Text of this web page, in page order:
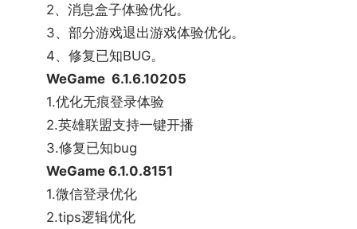
《黑神话：悟空》
《黑神话：悟空》是一款以中国神话为背景的动作角
色扮演游戏。故事取材于中国古典小说“四大名著”之
一的《西游记》。你将扮演一位“天命人”，为了探寻
昔日传说的真相，踏上一条充满危险与惊奇的西游之
《龙息：神寂》
终于!历经漫长的等待，拨开迷雾，《龙息：神寂》终
于能和大家正式见面了!作为一款全新超自由大世界冒
2、消息盒子体验优化。
3、部分游戏退出游戏体验优化。
4、修复已知BUG。
WeGame 6.1.6.10205
1.优化无痕登录体验
2.英雄联盟支持一键开播
3.修复已知bug
WeGame 6.1.0.8151
1.微信登录优化
2.tips逻辑优化